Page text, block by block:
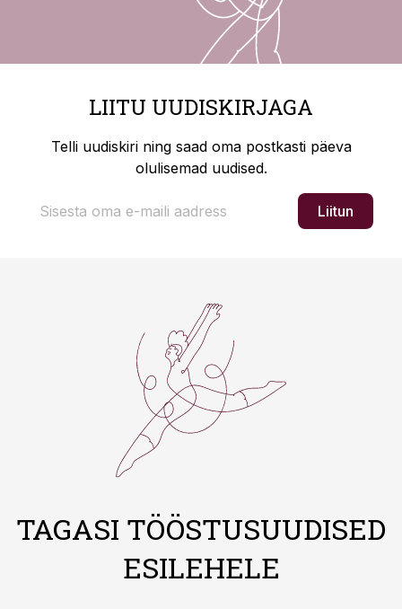
LIITU UUDISKIRJAGA
Telli uudiskiri ning saad oma postkasti päeva
olulisemad uudised.
Liitun
TAGASI TÖÖSTUSUUDISED
ESILEHELE